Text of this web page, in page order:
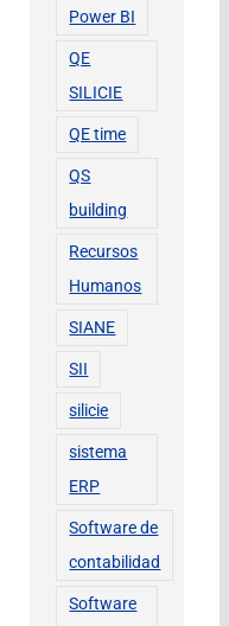
Power BI
QE
SILICIE
QE time
QS
building
Recursos
Humanos
SIANE
SII
silicie
sistema
ERP
Software de
contabilidad
Software